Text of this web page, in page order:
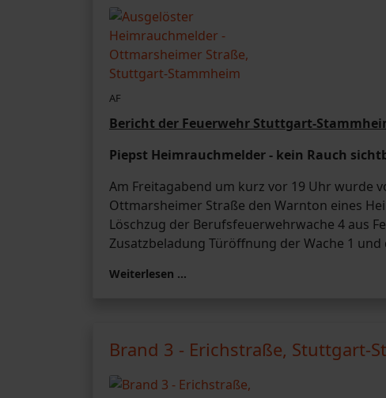
AF
Bericht der Feuerwehr Stuttgart-
Piepst Heimrauchmelder - kein Rauch
Am Freitagabend um kurz vor 19 Uhr wurde
Ottmarsheimer Straße den Warnton eines
Löschzug der Berufsfeuerwehrwache 4 aus
Zusatzbeladung Türöffnung der Wache 1
Weiterlesen …
Brand 3 - Erichstraße, Stuttgart-